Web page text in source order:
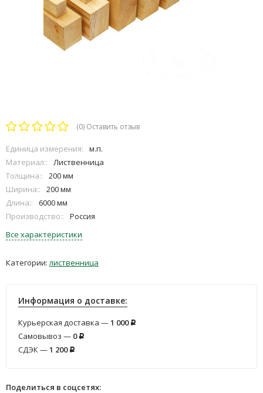
(0) Оставить отзыв
Единица измерения:
м.п.
Материал::
Лиственница
Толщина::
200 мм
Ширина::
200 мм
Длина::
6000 мм
Производство::
Россия
Все характеристики
Категории:лиственница
Информация о доставке:
Курьерская доставка —1 000 Р
Самовывоз — 0 Р
СДЭК —1 200 Р
Поделиться в соцсетях: